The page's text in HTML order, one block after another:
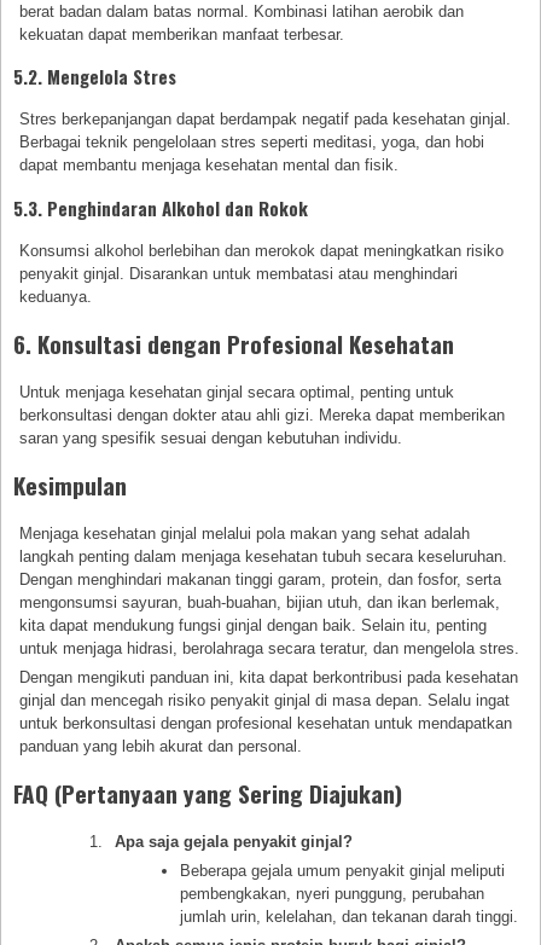
berat badan dalam batas normal. Kombinasi latihan aerobik dan
kekuatan dapat memberikan manfaat terbesar.
5.2. Mengelola Stres
Stres berkepanjangan dapat berdampak negatif pada kesehatan ginjal.
Berbagai teknik pengelolaan stres seperti meditasi, yoga, dan hobi
dapat membantu menjaga kesehatan mental dan fisik.
5.3. Penghindaran Alkohol dan Rokok
Konsumsi alkohol berlebihan dan merokok dapat meningkatkan risiko
penyakit ginjal. Disarankan untuk membatasi atau menghindari
keduanya.
6. Konsultasi dengan Profesional Kesehatan
Untuk menjaga kesehatan ginjal secara optimal, penting untuk
berkonsultasi dengan dokter atau ahli gizi. Mereka dapat memberikan
saran yang spesifik sesuai dengan kebutuhan individu.
Kesimpulan
Menjaga kesehatan ginjal melalui pola makan yang sehat adalah
langkah penting dalam menjaga kesehatan tubuh secara keseluruhan.
Dengan menghindari makanan tinggi garam, protein, dan fosfor, serta
mengonsumsi sayuran, buah-buahan, bijian utuh, dan ikan berlemak,
kita dapat mendukung fungsi ginjal dengan baik. Selain itu, penting
untuk menjaga hidrasi, berolahraga secara teratur, dan mengelola stres.
Dengan mengikuti panduan ini, kita dapat berkontribusi pada kesehatan
ginjal dan mencegah risiko penyakit ginjal di masa depan. Selalu ingat
untuk berkonsultasi dengan profesional kesehatan untuk mendapatkan
panduan yang lebih akurat dan personal.
FAQ (Pertanyaan yang Sering Diajukan)
Apa saja gejala penyakit ginjal?
Beberapa gejala umum penyakit ginjal meliputi
pembengkakan, nyeri punggung, perubahan
jumlah urin, kelelahan, dan tekanan darah tinggi.